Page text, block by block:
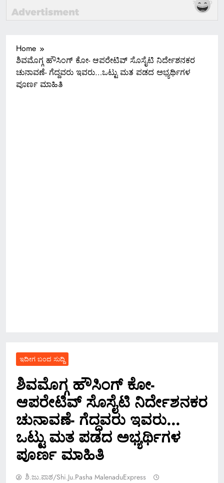
Home
ಶಿವಮೊಗ್ಗ ಹೌಸಿಂಗ್ ಕೋ- ಆಪರೇಟಿವ್ ಸೊಸೈಟಿ ನಿರ್ದೇಶನಕರ
ಚುನಾವಣೆ- ಗೆದ್ದವರು ಇವರು…ಒಟ್ಟು ಮತ ಪಡದ ಅಭ್ಯರ್ಥಿಗಳ
ಪೂರ್ಣ ಮಾಹಿತಿ
ಇದೀಗ ಬಂದ ಸುದ್ದಿ
ಶಿವಮೊಗ್ಗ ಹೌಸಿಂಗ್ ಕೋ-
ಆಪರೇಟಿವ್ ಸೊಸೈಟಿ ನಿರ್ದೇಶನಕರ
ಚುನಾವಣೆ- ಗೆದ್ದವರು ಇವರು…
ಒಟ್ಟು ಮತ ಪಡದ ಅಭ್ಯರ್ಥಿಗಳ
ಪೂರ್ಣ ಮಾಹಿತಿ
ಶಿ.ಜು.ಪಾಶ/Shi.ju.pasha MalenaduExpress